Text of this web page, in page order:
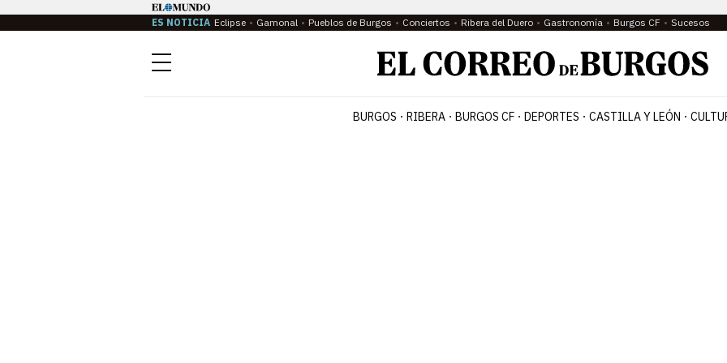
ES NOTICIA Eclipse Gamonal Pueblos de Burgos Conciertos Ribera del Duero Gastronomía Burgos CF Sucesos
Menú
BURGOS RIBERA BURGOS CF DEPORTES CASTILLA Y LEÓN